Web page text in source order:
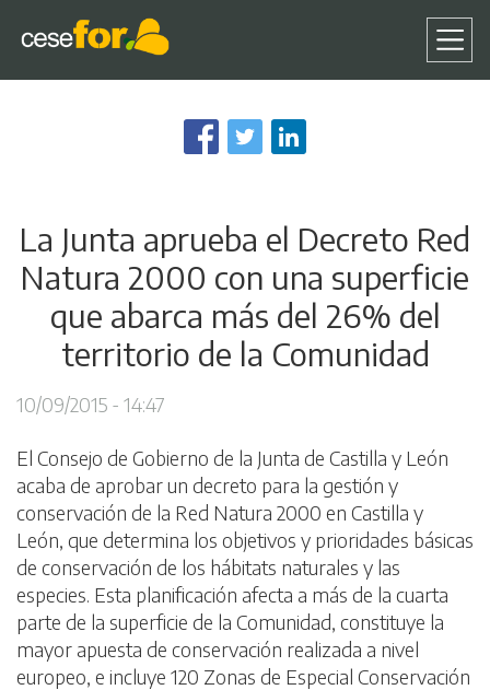
al
contenido
La Junta aprueba el Decreto Red
Natura 2000 con una superficie
que abarca más del 26% del
territorio de la Comunidad
10/09/2015 - 14:47
El Consejo de Gobierno de la Junta de Castilla y León
acaba de aprobar un decreto para la gestión y
conservación de la Red Natura 2000 en Castilla y
León, que determina los objetivos y prioridades básicas
de conservación de los hábitats naturales y las
especies. Esta planificación afecta a más de la cuarta
parte de la superficie de la Comunidad, constituye la
mayor apuesta de conservación realizada a nivel
europeo, e incluye 120 Zonas de Especial Conservación